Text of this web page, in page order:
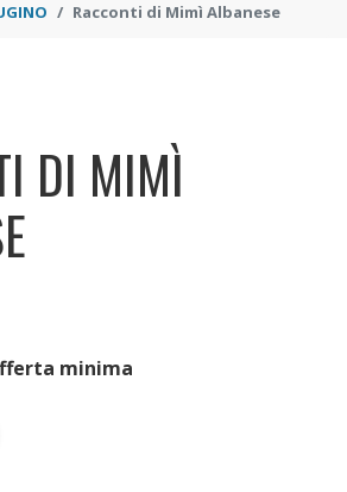
Racconti di Mimì Albanese
DI MIMÌ
minima